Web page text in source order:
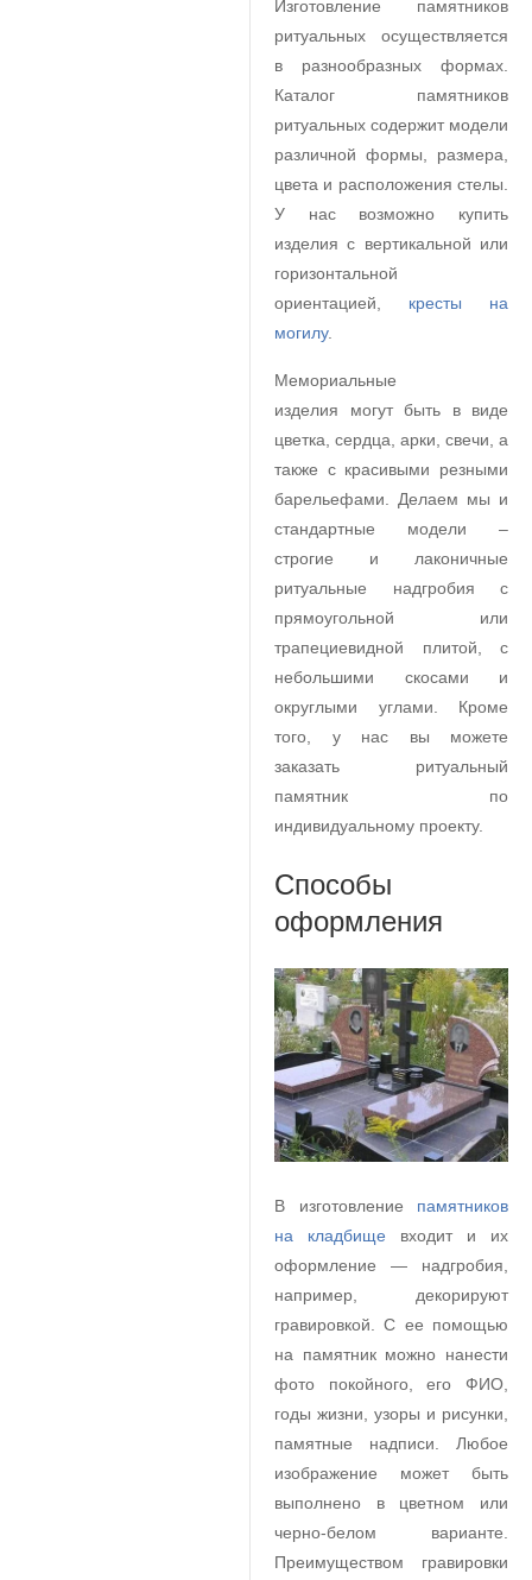
Изготовление памятников
ритуальных осуществляется
в разнообразных формах.
Каталог памятников
ритуальных содержит модели
различной формы, размера,
цвета и расположения стелы.
У нас возможно купить
изделия с вертикальной или
горизонтальной
ориентацией, кресты на
могилу.
Мемориальные
изделия могут быть в виде
цветка, сердца, арки, свечи, а
также с красивыми резными
барельефами. Делаем мы и
стандартные модели –
строгие и лаконичные
ритуальные надгробия с
прямоугольной или
трапециевидной плитой, с
небольшими скосами и
округлыми углами. Кроме
того, у нас вы можете
заказать ритуальный
памятник по
индивидуальному проекту.
Способы
оформления
В изготовление памятников
на кладбище входит и их
оформление — надгробия,
например, декорируют
гравировкой. С ее помощью
на памятник можно нанести
фото покойного, его ФИО,
годы жизни, узоры и рисунки,
памятные надписи. Любое
изображение может быть
выполнено в цветном или
черно-белом варианте.
Преимуществом гравировки